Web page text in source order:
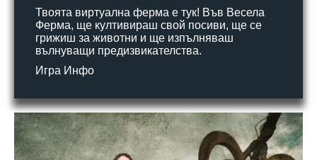
Твоята виртуална ферма е тук! Във Весела
Ферма, ще култивираш свой посиви, ще се
грижиш за животни и ще изпълняваш
вълнуващи предизвикателства.
Игра Инфо